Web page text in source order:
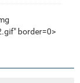
border=0>